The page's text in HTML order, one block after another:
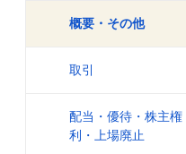
概要・その他
取引
配当・優待・株主権
利・上場廃止